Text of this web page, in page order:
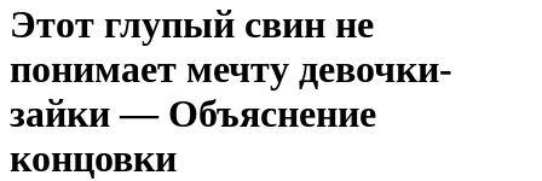
Этот глупый свин не
понимает мечту девочки-
зайки — Объяснение
концовки